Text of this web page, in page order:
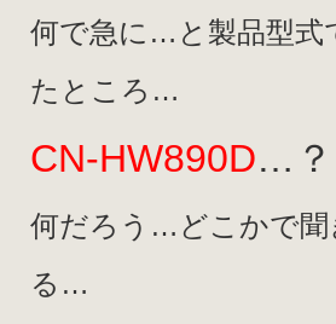
何で急に…と製品型式
たところ…
CN-HW890D…？
何だろう…どこかで聞
る…